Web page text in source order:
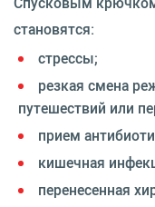
становятся:
стрессы;
резкая смена
путешествий или
прием
кишечная
перенесенная